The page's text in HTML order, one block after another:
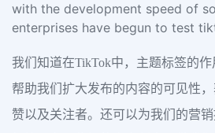
with the development speed of
enterprises have begun to test
我们知道在TikTok中，主题标签的
帮助我们扩大发布的内容的可见性，
赞以及关注者。还可以为我们的营